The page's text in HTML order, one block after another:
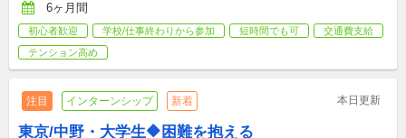
6ヶ月間
初心者歓迎 学校/仕事終わりから参加 短時間でも可
交通費支給
テンション高め
注目 インターンシップ 新着 本日更新
東京/中野・大学生🔶困難を抱える